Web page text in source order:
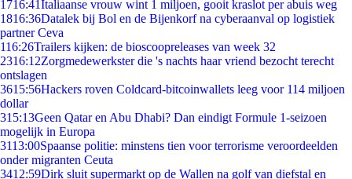
1716:41Italiaanse vrouw wint 1 miljoen, gooit kraslot per abuis weg
1816:36Datalek bij Bol en de Bijenkorf na cyberaanval op logistiek
partner Ceva
116:26Trailers kijken: de bioscoopreleases van week 32
2316:12Zorgmedewerkster die 's nachts haar vriend bezocht terecht
ontslagen
3615:56Hackers roven Coldcard-bitcoinwallets leeg voor 114 miljoen
dollar
315:13Geen Qatar en Abu Dhabi? Dan eindigt Formule 1-seizoen
mogelijk in Europa
3113:00Spaanse politie: minstens tien voor terrorisme veroordeelden
onder migranten Ceuta
3412:59Dirk sluit supermarkt op de Wallen na golf van diefstal en